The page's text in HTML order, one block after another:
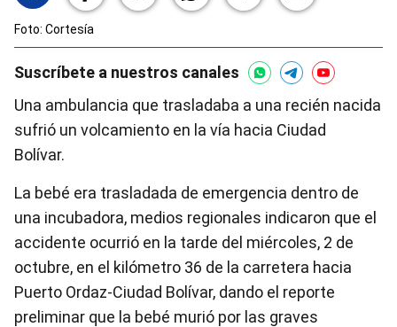
Foto: Cortesía
Suscríbete a nuestros canales
Una ambulancia que trasladaba a una recién nacida
sufrió un volcamiento en la vía hacia Ciudad
Bolívar.
La bebé era trasladada de emergencia dentro de
una incubadora, medios regionales indicaron que el
accidente ocurrió en la tarde del miércoles, 2 de
octubre, en el kilómetro 36 de la carretera hacia
Puerto Ordaz-Ciudad Bolívar, dando el reporte
preliminar que la bebé murió por las graves